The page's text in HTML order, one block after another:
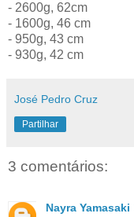
- 2600g, 62cm
- 1600g, 46 cm
- 950g, 43 cm
- 930g, 42 cm
José Pedro Cruz
Partilhar
3 comentários:
Nayra Yamasaki